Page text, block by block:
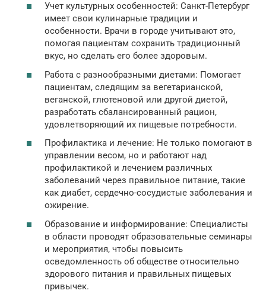
Учет культурных особенностей: Санкт-Петербург
имеет свои кулинарные традиции и
особенности. Врачи в городе учитывают это,
помогая пациентам сохранить традиционный
вкус, но сделать его более здоровым.
Работа с разнообразными диетами: Помогает
пациентам, следящим за вегетарианской,
веганской, глютеновой или другой диетой,
разработать сбалансированный рацион,
удовлетворяющий их пищевые потребности.
Профилактика и лечение: Не только помогают в
управлении весом, но и работают над
профилактикой и лечением различных
заболеваний через правильное питание, такие
как диабет, сердечно-сосудистые заболевания и
ожирение.
Образование и информирование: Специалисты
в области проводят образовательные семинары
и мероприятия, чтобы повысить
осведомленность об обществе относительно
здорового питания и правильных пищевых
привычек.